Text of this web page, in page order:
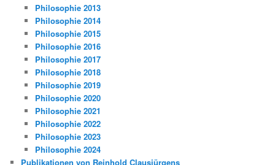
Philosophie 2013
Philosophie 2014
Philosophie 2015
Philosophie 2016
Philosophie 2017
Philosophie 2018
Philosophie 2019
Philosophie 2020
Philosophie 2021
Philosophie 2022
Philosophie 2023
Philosophie 2024
Publikationen von Reinhold Clausjürgens